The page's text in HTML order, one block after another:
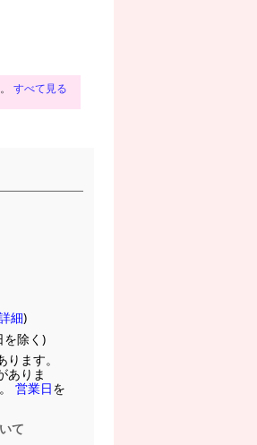
すべて見る
細)
除く)
ます。
ありま
営業日を
て